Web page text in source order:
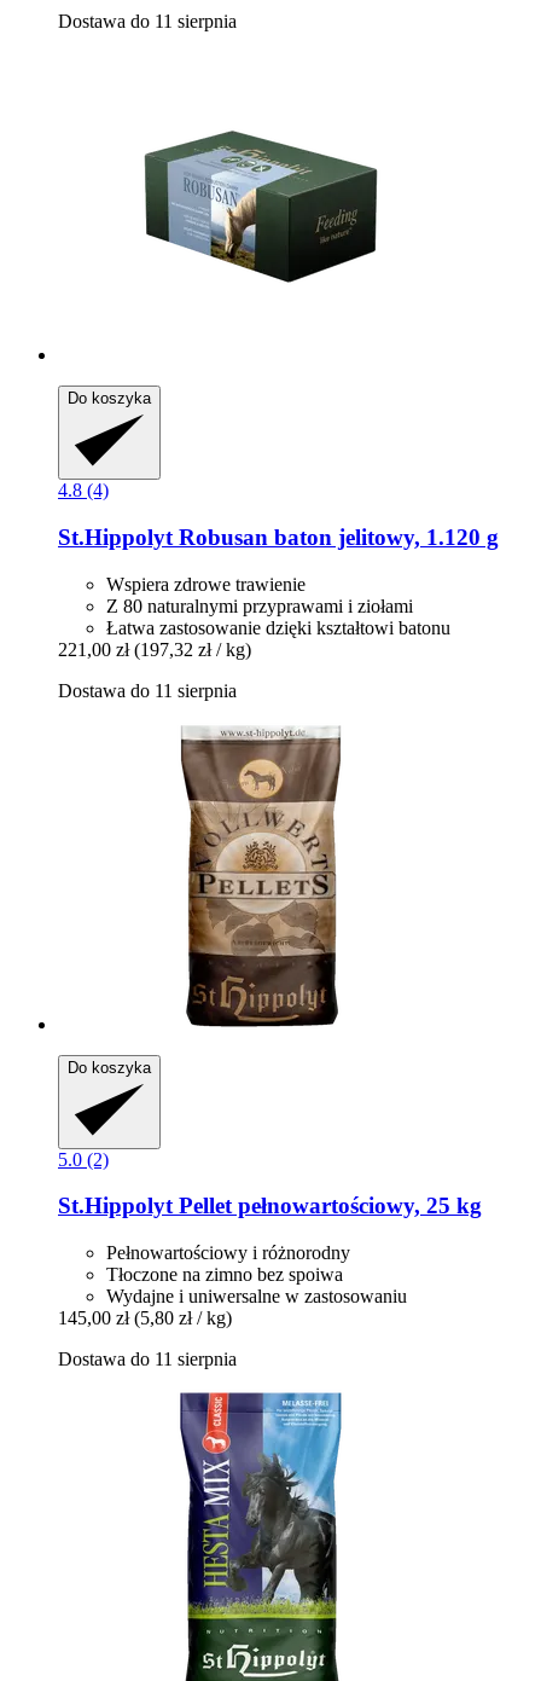
Dostawa do 11 sierpnia
Do koszyka
4.8 (4)
St.Hippolyt Robusan baton jelitowy, 1.120 g
Wspiera zdrowe trawienie
Z 80 naturalnymi przyprawami i ziołami
Łatwa zastosowanie dzięki kształtowi batonu
221,00 zł (197,32 zł / kg)
Dostawa do 11 sierpnia
Do koszyka
5.0 (2)
St.HippolytPellet pełnowartościowy, 25 kg
Pełnowartościowy i różnorodny
Tłoczone na zimno bez spoiwa
Wydajne i uniwersalne w zastosowaniu
145,00 zł (5,80 zł / kg)
Dostawa do 11 sierpnia